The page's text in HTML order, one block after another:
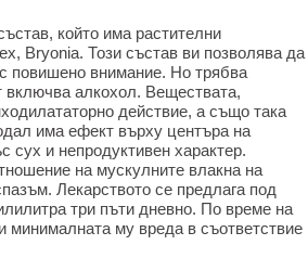
който има растителни
Bryonia. Този състав ви позволява да
повишено внимание. Но трябва
включва алкохол. Веществата,
действие, а също така
има ефект върху центъра на
и непродуктивен характер.
на мускулните влакна на
Лекарството се предлага под
три пъти дневно. По време на
минималната му вреда в съответствие